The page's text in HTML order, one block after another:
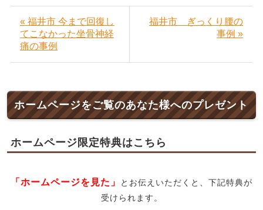
« 福井市 今まで回復し
てこなかった坐骨神経
痛の事例
福井市 ぎっくり腰の
事例 »
ホームページをご覧のあなた様へのプレゼント
ホームページ限定特典はこちら
「ホームページを見た」
とお伝えいただくと、下記特典が
受けられます。